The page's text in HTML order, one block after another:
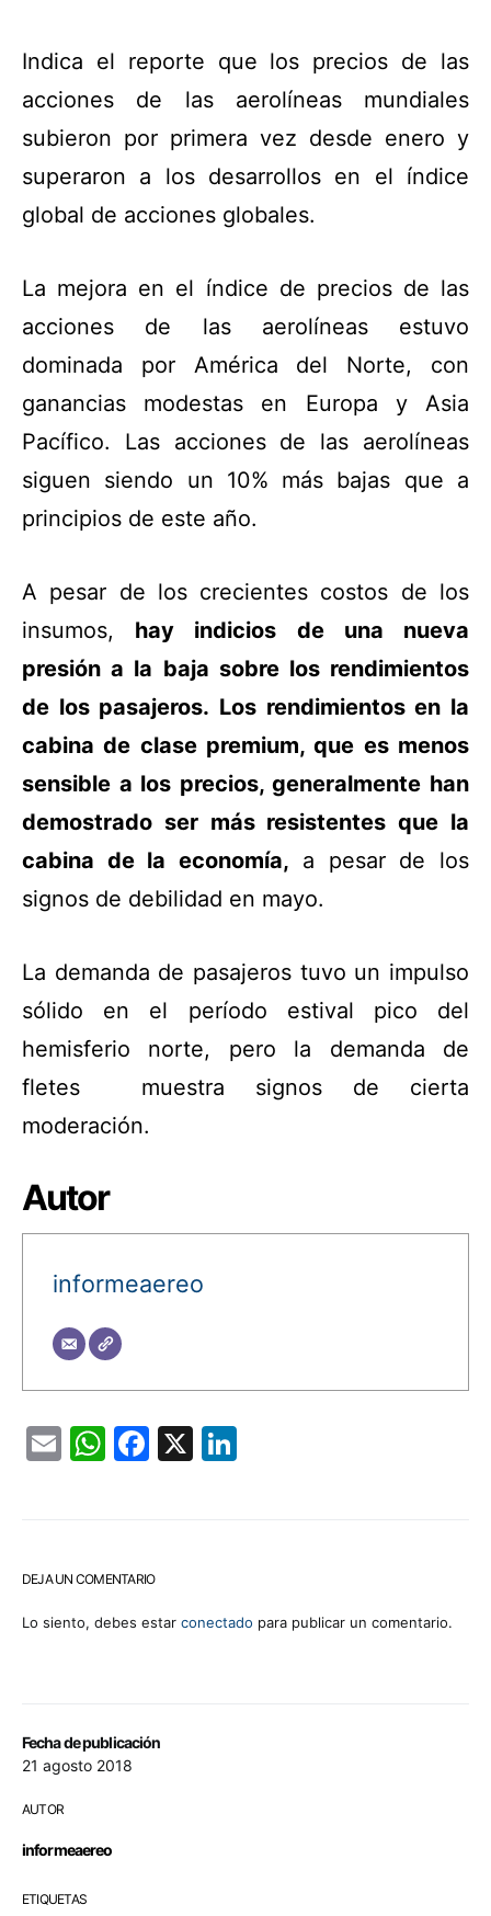
Fecha de publicación
21 agosto 2018
AUTOR
informeaereo
ETIQUETAS
Indica el reporte que los precios de las
acciones de las aerolíneas mundiales
subieron por primera vez desde enero y
superaron a los desarrollos en el índice
global de acciones globales.
La mejora en el índice de precios de las
acciones de las aerolíneas estuvo
dominada por América del Norte, con
ganancias modestas en Europa y Asia
Pacífico. Las acciones de las aerolíneas
siguen siendo un 10% más bajas que a
principios de este año.
A pesar de los crecientes costos de los
insumos, hay indicios de una nueva
presión a la baja sobre los rendimientos
de los pasajeros. Los rendimientos en la
cabina de clase premium, que es menos
sensible a los precios, generalmente han
demostrado ser más resistentes que la
cabina de la economía, a pesar de los
signos de debilidad en mayo.
La demanda de pasajeros tuvo un impulso
sólido en el período estival pico del
hemisferio norte, pero la demanda de
fletes muestra signos de cierta
moderación.
Autor
informeaereo
EmailWhatsApp
Facebook
X
DEJA UN COMENTARIO
Lo siento, debes estar conectado para publicar un comentario.